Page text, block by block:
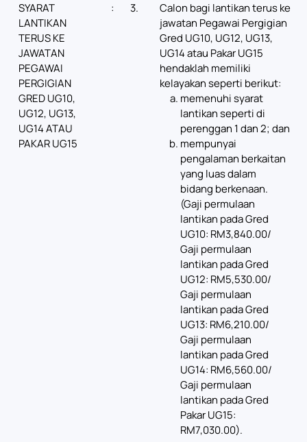
SYARAT
LANTIKAN
TERUS KE
JAWATAN
PEGAWAI
PERGIGIAN
GRED UG10,
UG12, UG13,
UG14 ATAU
PAKAR UG15
: 3.
Calon bagi lantikan terus ke
jawatan Pegawai Pergigian
Gred UG10, UG12, UG13,
UG14 atau Pakar UG15
hendaklah memiliki
kelayakan seperti berikut:
memenuhi syarat
lantikan seperti di
perenggan 1 dan 2; dan
mempunyai
pengalaman berkaitan
yang luas dalam
bidang berkenaan.
(Gaji permulaan
lantikan pada Gred
UG10: RM3,840.00/
Gaji permulaan
lantikan pada Gred
UG12: RM5,530.00/
Gaji permulaan
lantikan pada Gred
UG13: RM6,210.00/
Gaji permulaan
lantikan pada Gred
UG14: RM6,560.00/
Gaji permulaan
lantikan pada Gred
Pakar UG15:
RM7,030.00).